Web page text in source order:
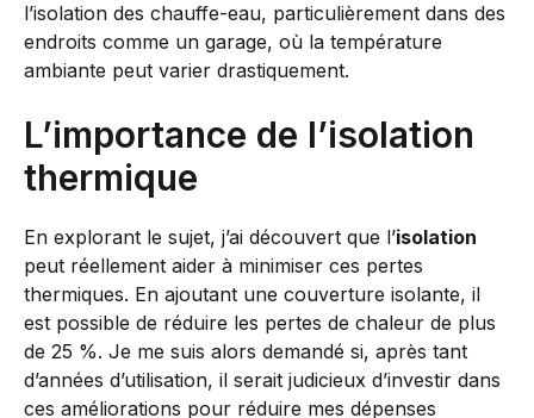
l’isolation des chauffe-eau, particulièrement dans des
endroits comme un garage, où la température
ambiante peut varier drastiquement.
L’importance de l’isolation
thermique
En explorant le sujet, j’ai découvert que l’isolation
peut réellement aider à minimiser ces pertes
thermiques. En ajoutant une couverture isolante, il
est possible de réduire les pertes de chaleur de plus
de 25 %. Je me suis alors demandé si, après tant
d’années d’utilisation, il serait judicieux d’investir dans
ces améliorations pour réduire mes dépenses